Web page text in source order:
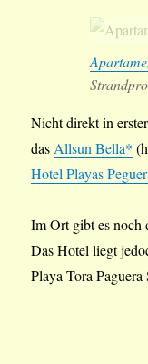
Nicht direkt in
dasAllsun Bella*
Hotel Playas
Im Ort gibt es noch
Das Hotel liegt
Playa Tora Paguera